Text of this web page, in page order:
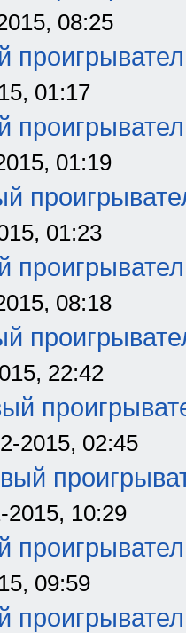
08:25
01:17
01:19
01:23
08:18
22:42
2015, 02:45
2015, 10:29
09:59